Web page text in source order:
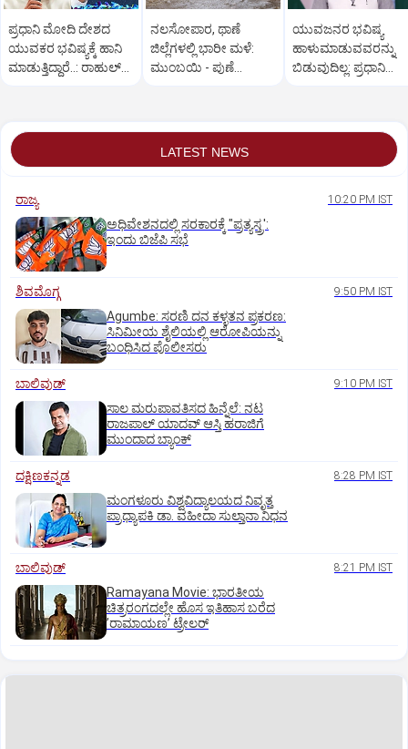
ಪ್ರಧಾನಿ ಮೋದಿ ದೇಶದ
ಯುವಕರ ಭವಿಷ್ಯಕ್ಕೆ ಹಾನಿ
ಮಾಡುತ್ತಿದ್ದಾರೆ..: ರಾಹುಲ್‌
ನಲಸೋಪಾರ, ಥಾಣೆ
ಜಿಲ್ಲೆಗಳಲ್ಲಿ ಭಾರೀ ಮಳೆ:
ಮುಂಬಯಿ - ಪುಣೆ
ಯುವಜನರ ಭವಿಷ್ಯ
ಹಾಳುಮಾಡುವವರನ್ನು
ಬಿಡುವುದಿಲ್ಲ: ಪ್ರಧಾನಿ
LATEST NEWS
ರಾಜ್ಯ 10:20 PM IST
ಅಧಿವೇಶನದಲ್ಲಿ ಸರಕಾರಕ್ಕೆ "ಪ್ರತ್ಯಸ್ತ್ರ':
ಇಂದು ಬಿಜೆಪಿ ಸಭೆ
ಶಿವಮೊಗ್ಗ 9:50 PM IST
Agumbe: ಸರಣಿ ದನ ಕಳ್ಳತನ ಪ್ರಕರಣ:
ಸಿನಿಮೀಯ ಶೈಲಿಯಲ್ಲಿ ಆರೋಪಿಯನ್ನು
ಬಂಧಿಸಿದ ಪೊಲೀಸರು
ಬಾಲಿವುಡ್‌ 9:10 PM IST
ಸಾಲ ಮರುಪಾವತಿಸದ ಹಿನ್ನೆಲೆ: ನಟ
ರಾಜಪಾಲ್ ಯಾದವ್‌ ಆಸ್ತಿ ಹರಾಜಿಗೆ
ಮುಂದಾದ ಬ್ಯಾಂಕ್
ದಕ್ಷಿಣಕನ್ನಡ 8:28 PM IST
ಮಂಗಳೂರು ವಿಶ್ವವಿದ್ಯಾಲಯದ ನಿವೃತ್ತ
ಪ್ರಾಧ್ಯಾಪಕಿ ಡಾ. ವಹೀದಾ ಸುಲ್ತಾನಾ ನಿಧನ
ಬಾಲಿವುಡ್‌ 8:21 PM IST
Ramayana Movie: ಭಾರತೀಯ
ಚಿತ್ರರಂಗದಲ್ಲೇ ಹೊಸ ಇತಿಹಾಸ ಬರೆದ
ʼರಾಮಾಯಣʼ ಟ್ರೇಲರ್